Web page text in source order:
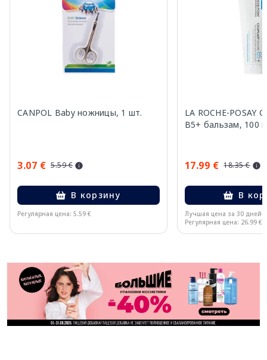
CANPOL Baby ножницы, 1 шт.
3.07 € 5.59 €
В корзину
Регулярная цена: 5.59 €
LA ROCHE-POSAY
B5+ бальзам, 100
17.99 € 18.35 €
В
Лучшая цена за 30 дней:
Регулярная цена: 26.99 €